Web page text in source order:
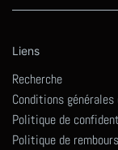
Liens
Recherche
Conditions générales
Politique de
Politique de